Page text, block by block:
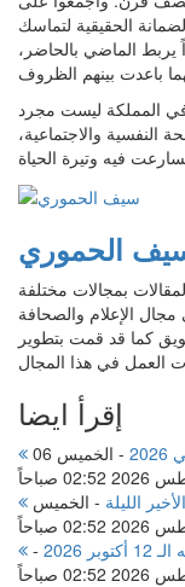
الحقيقية لتماسك
الماضي بالحاضر،
في المملكة ليست مجرد
والاجتماعية،
الحموري
بكتابة المقالات بمجالات مختلفة
الإعلام والصحافة
كما قد قمت بتطوير
إقرأ ايضا
-
الخميس 06
صباحاً
الليلة - الخميس
-